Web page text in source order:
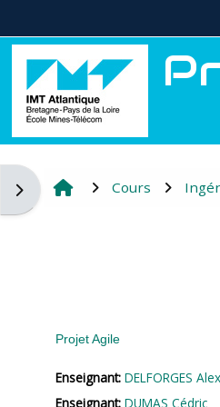
Ouvrir le tiroir des blocs
Cours
Projet Agile
Enseignant:DELFORGES
Enseignant:DUMAS Cédric